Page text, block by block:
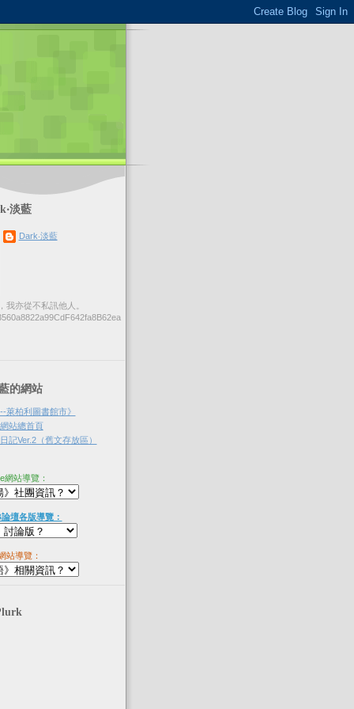
淡藍
Dark‧淡藍
我亦從不私訊他人。
的網站
萊柏利圖書館市》
站總首頁
記Ver.2（舊文存放區）
網站導覽：
壇各版導覽：
站導覽：